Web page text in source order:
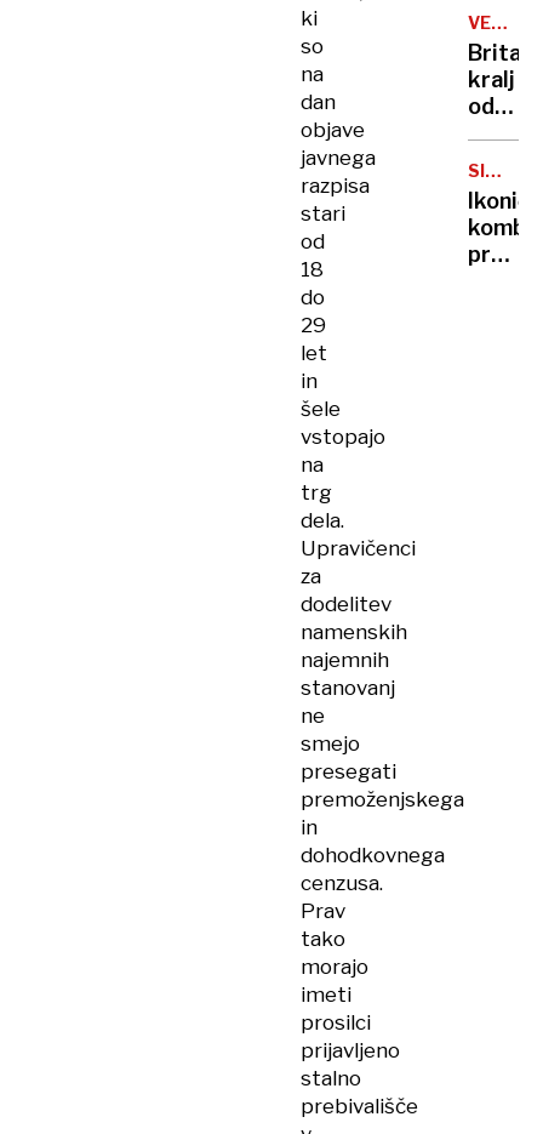
ki
so
na
dan
objave
javnega
razpisa
stari
od
18
do
29
let
in
šele
vstopajo
na
trg
dela.
Upravičenci
za
dodelitev
namenskih
najemnih
stanovanj
ne
smejo
presegati
premoženjskega
in
dohodkovnega
cenzusa.
Prav
tako
morajo
imeti
prosilci
prijavljeno
stalno
prebivališče
je
psica,
Nico
pa
njen
sin
VELIKA
kralj
zaradi
raka
SIMBOL
kombi